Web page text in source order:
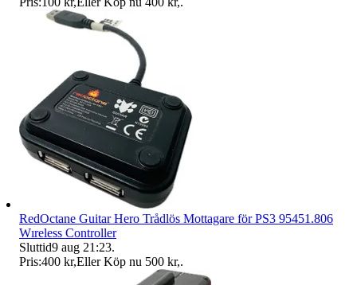
RedOctane Guitar Hero Trådlös Mottagare för PS3 95451.806
Wıreless Controller
Sluttid9 aug 21:23.
Pris:400 kr,Eller Köp nu 500 kr,.